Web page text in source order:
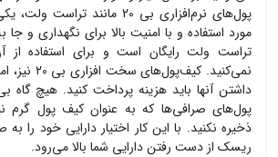
پول‌های نرم‌افزاری بی 20
مانند تراست ولت،
مورد استفاده و با امنیت بالا برای نگهداری و جا
تراست ولت رایگان است و برای استفاده از
نمی‌کنید. کیف‌پول‌های سخت افزاری بی 20
نیز،
داشتن آنها باید هزینه پرداخت کنید. هیچ گاه بی
پول‌های صرافی‌ها که به عنوان کیف پول گرم
ذخیره نکنید. با این کار اختیار دارایی خود را
ریسک از دست رفتن دارایی شما بالا می‌رود.